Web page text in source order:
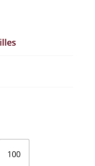
100